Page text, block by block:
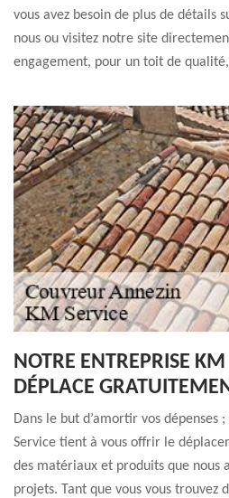
vous avez besoin de plus de détails
nous ou visitez notre site
engagement, pour un toit de
NOTRE ENTREPRISE KM
DÉPLACE
Dans le but d’amortir vos dépenses
Service tient à vous offrir le
des matériaux et produits que nous
projets. Tant que vous vous trouvez